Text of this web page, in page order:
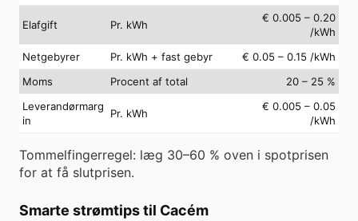
Elafgift Pr. kWh
€ 0.005 – 0.20
/kWh
Netgebyrer
Pr. kWh + fast gebyr
€ 0.05 – 0.15 /kWh
Moms
Procent af total
20 – 25 %
Leverandørmarg
in
Pr. kWh
€ 0.005 – 0.05
/kWh
Tommelfingerregel: læg 30–60 % oven i spotprisen
for at få slutprisen.
Smarte strømtips til Cacém